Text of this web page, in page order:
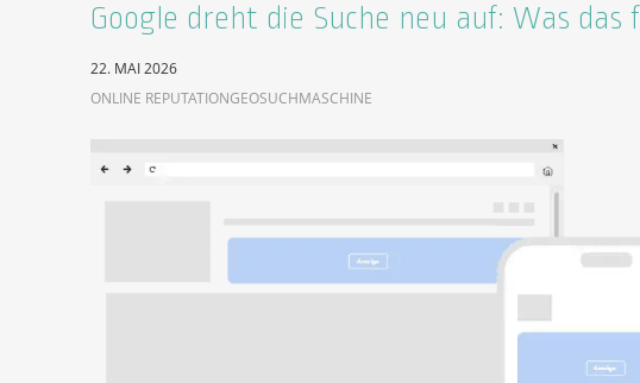
Google dreht die Suche neu auf: Was
22. MAI 2026
ONLINE REPUTATIONGEOSUCHMASCHINE